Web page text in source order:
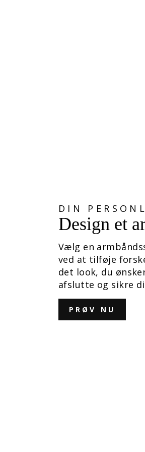
DIN
Design et
Vælg en
ved at tilføje
det look, du
afslutte og sikre
PRØV NU